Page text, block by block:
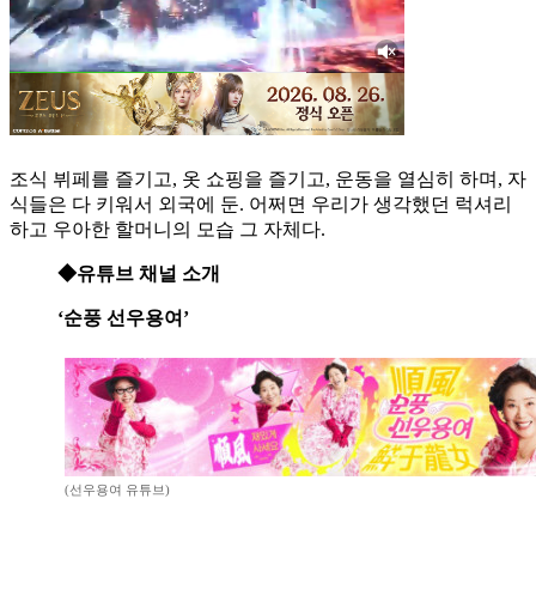
조식 뷔페를 즐기고, 옷 쇼핑을 즐기고, 운동을 열심히 하며, 자
식들은 다 키워서 외국에 둔. 어쩌면 우리가 생각했던 럭셔리
하고 우아한 할머니의 모습 그 자체다.
◆유튜브 채널 소개
‘순풍 선우용여’
(선우용여 유튜브)